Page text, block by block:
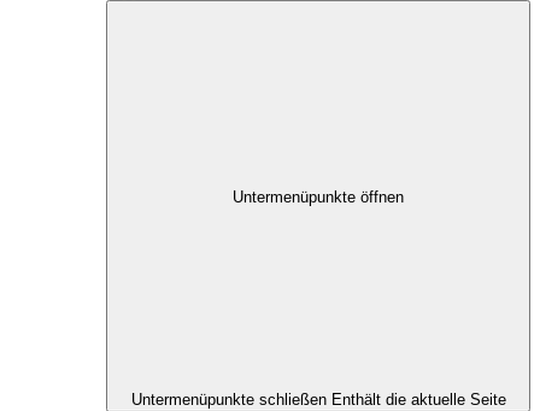
Untermenüpunkte öffnen
Untermenüpunkte schließen Enthält die aktuelle Seite